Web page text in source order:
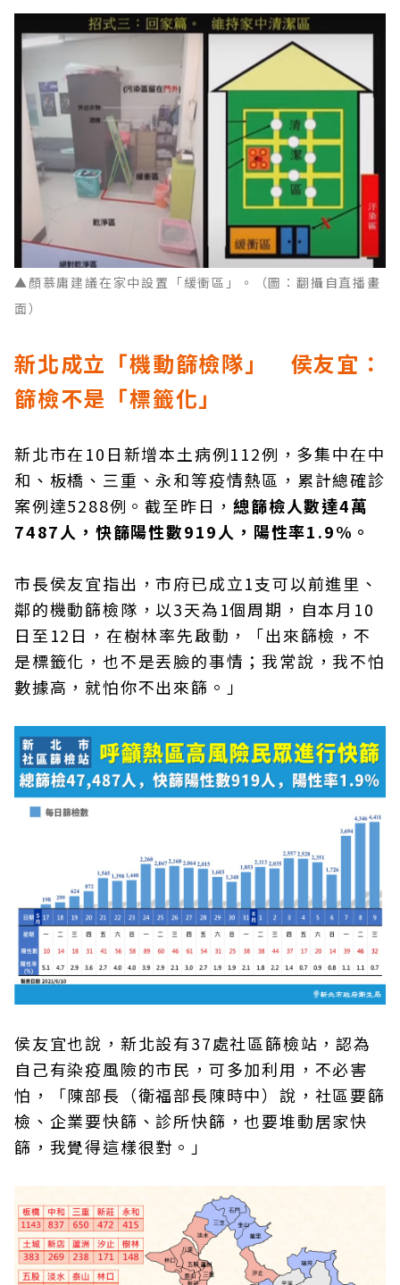
▲顏慕庸建議在家中設置「緩衝區」。（圖：翻攝自直播畫
面）
新北成立「機動篩檢隊」 侯友宜：
篩檢不是「標籤化」
新北市在10日新增本土病例112例，多集中在中
和、板橋、三重、永和等疫情熱區，累計總確診
案例達5288例。截至昨日，總篩檢人數達4萬
7487人，快篩陽性數919人，陽性率1.9%。
市長侯友宜指出，市府已成立1支可以前進里、
鄰的機動篩檢隊，以3天為1個周期，自本月10
日至12日，在樹林率先啟動，「出來篩檢，不
是標籤化，也不是丟臉的事情；我常說，我不怕
數據高，就怕你不出來篩。」
侯友宜也說，新北設有37處社區篩檢站，認為
自己有染疫風險的市民，可多加利用，不必害
怕，「陳部長（衛福部長陳時中）說，社區要篩
檢、企業要快篩、診所快篩，也要堆動居家快
篩，我覺得這樣很對。」